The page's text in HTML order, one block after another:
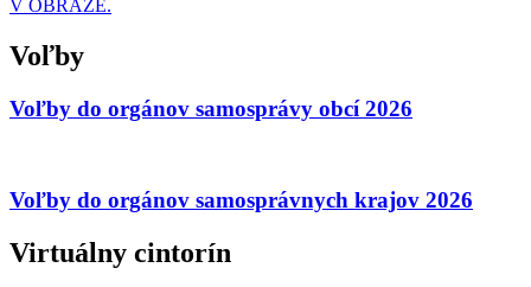
V OBRAZE.
Voľby
Voľby do orgánov samosprávy obcí 2026
Voľby do orgánov samosprávnych krajov 2026
Virtuálny cintorín